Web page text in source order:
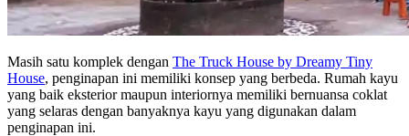
Masih satu komplek dengan The Truck House by Dreamy Tiny
House, penginapan ini memiliki konsep yang berbeda. Rumah kayu
yang baik eksterior maupun interiornya memiliki bernuansa coklat
yang selaras dengan banyaknya kayu yang digunakan dalam
penginapan ini.